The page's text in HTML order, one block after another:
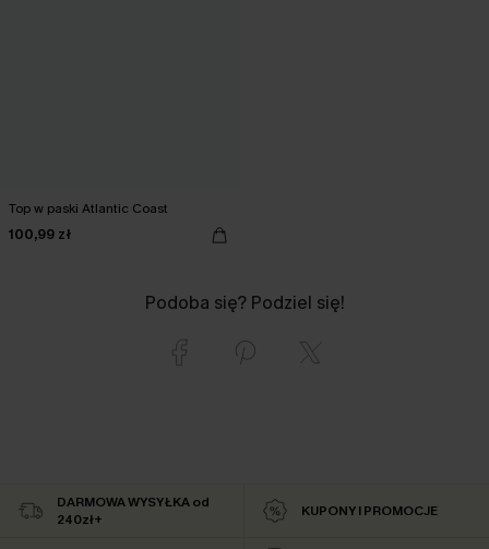
Top w paski Atlantic Coast
100,99 zł
Podoba się? Podziel się!
DARMOWA WYSYŁKA od
240zł+
KUPONY I PROMOCJE